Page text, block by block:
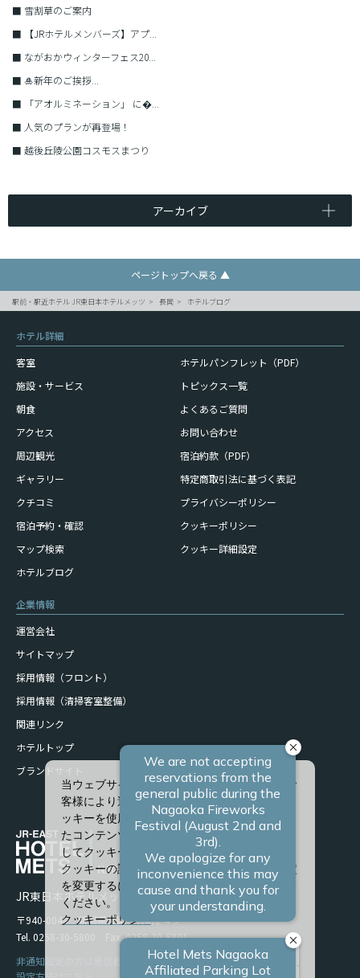
■ 雪割草のご案内
■
【JRホテルメンバーズ】アプ...
■ ながおかウィンターフェス20...
■ 🎍新年のご挨拶...
■
「アオルミネーション」 に�...
■ 人気のプランが再登場！
■ 越後丘陵公園コスモスまつり
アーカイブ
ページトップへ戻る ▲
駅前・駅近ホテル JR東日本ホテルメッツ 長岡 ホテルブログ
ホテル詳細
客室
施設・サービス
朝食
アクセス
周辺観光
ギャラリー
クチコミ
宿泊予約・確認
マップ検索
ホテルブログ
ホテルパンフレット（PDF）
トピックス一覧
よくあるご質問
お問い合わせ
宿泊約款（PDF）
特定商取引法に基づく表記
プライバシーポリシー
クッキーポリシー
クッキー詳細設定
企業情報
運営会社
サイトマップ
採用情報（フロント）
採用情報（清掃客室整備）
関連リンク
ホテルトップ
ブランドサイト
JR東日本ホテルメッツ 長岡
〒940-0048 新潟県長岡市台町2-4-9
Tel. 0258-30-5800 Fax. 0258-30-5801
非通知設定の方は発信者番号を設定の上お電話ください。
当ウェブサイトでは、サービスの向上、またお
客様により適したサービスを提供するため、ク
ッキーを使用しています。また、お客様に合っ
たコンテンツや広告を表示させることを目的と
してクッキーを使用する場合があります。
クッキーの詳細や、クッキーの種類ごとに設定
を変更するには、「詳細設定」をクリックして
ください。
クッキーポリシー
すべて許可